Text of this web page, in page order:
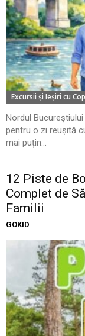
Excursii şi Ieşiri cu
Nordul
pentru o zi reușită
mai puțin...
12 Piste de
Complet de
Familii
GOKID